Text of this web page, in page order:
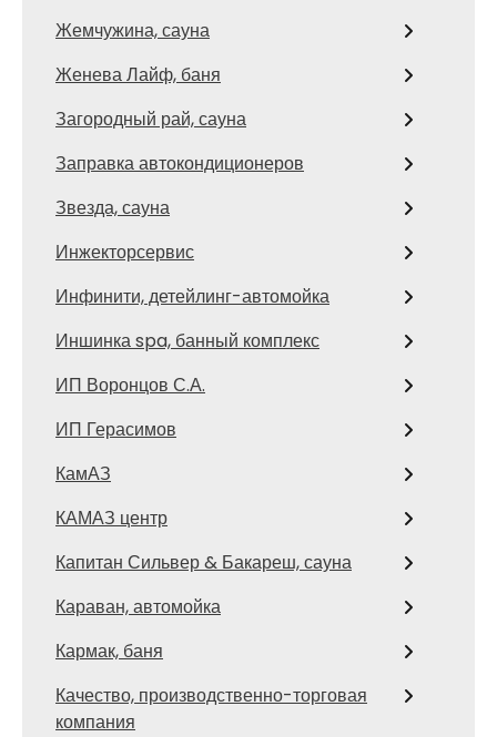
Жемчужина, сауна
Женева Лайф, баня
Загородный рай, сауна
Заправка автокондиционеров
Звезда, сауна
Инжекторсервис
Инфинити, детейлинг-автомойка
Иншинка spa, банный комплекс
ИП Воронцов С.А.
ИП Герасимов
КамАЗ
КАМАЗ центр
Капитан Сильвер & Бакареш, сауна
Караван, автомойка
Кармак, баня
Качество, производственно-торговая
компания